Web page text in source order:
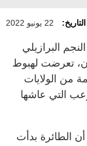
التاريخ: 22 يونيو 2022
البرازيلي
تعرضت لهبوط
من الولايات
التي عاشها
الطائرة بدأت